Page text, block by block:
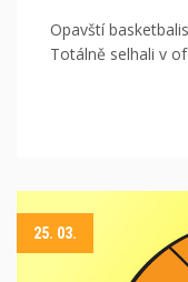
Opavští
Totálně selhali v
25. 03.